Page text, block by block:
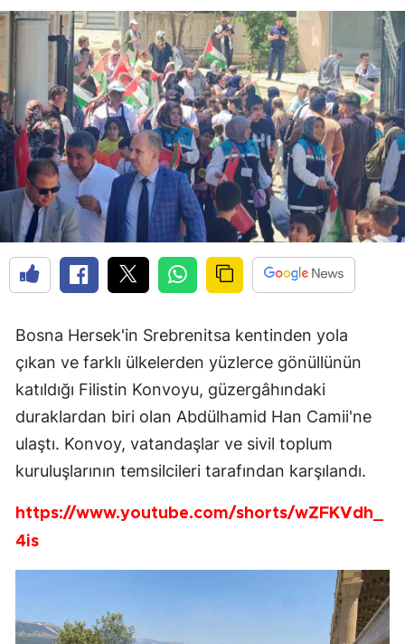
Bosna Hersek'in Srebrenitsa kentinden yola
çıkan ve farklı ülkelerden yüzlerce gönüllünün
katıldığı Filistin Konvoyu, güzergâhındaki
duraklardan biri olan Abdülhamid Han Camii'ne
ulaştı. Konvoy, vatandaşlar ve sivil toplum
kuruluşlarının temsilcileri tarafından karşılandı.
https://www.youtube.com/shorts/wZFKVdh_
4is